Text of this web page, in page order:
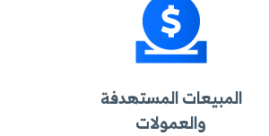
المبيعات المستهدفة
والعمولات